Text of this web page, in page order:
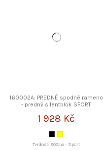
160002A: PREDNÉ spodné rameno
- predný silentblok SPORT
1 928 Kč
Tvrdost: 90Sha - Sport